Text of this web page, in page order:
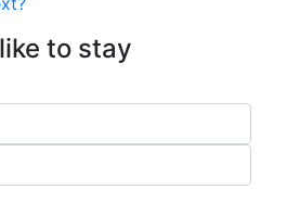
to stay